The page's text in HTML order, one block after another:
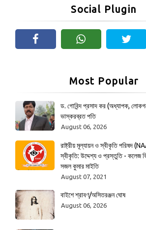
Social Plugin
Most Popular
ড. গোবিন্দ প্রসাদ কর (অধ্যাপক,
ভাস্করব্রত পতি
August 06, 2026
রাষ্ট্রীয় মূল্যায়ন ও স্বীকৃতি পরিষদ
স্বীকৃতি: উদ্দেশ্য ও প্রস্তুতি - কলেজ
সজল কুমার মাইতি
August 07, 2021
বাইশে শ্রাবণ/অসিতরঞ্জন ঘোষ
August 06, 2026